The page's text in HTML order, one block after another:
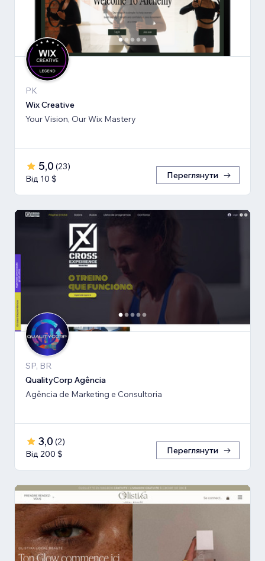
PK
Wix Creative
Your Vision, Our Wix Mastery
5,0 (23)
Від 10 $
Переглянути
SP, BR
QualityCorp Agência
Agência de Marketing e Consultoria
3,0 (2)
Від 200 $
Переглянути